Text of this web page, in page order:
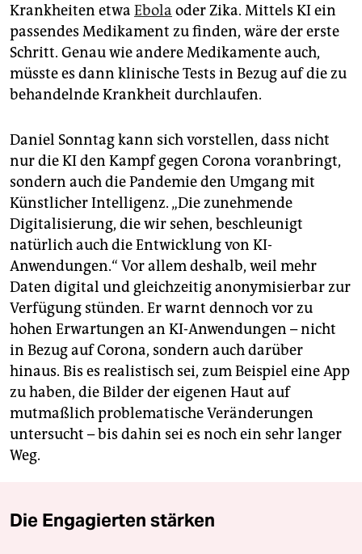
Krankheiten etwa Ebola oder Zika. Mittels KI ein
passendes Medikament zu finden, wäre der erste
Schritt. Genau wie andere Medikamente auch,
müsste es dann klinische Tests in Bezug auf die zu
behandelnde Krankheit durchlaufen.
Daniel Sonntag kann sich vorstellen, dass nicht
nur die KI den Kampf gegen Corona voranbringt,
sondern auch die Pandemie den Umgang mit
Künstlicher Intelligenz. „Die zunehmende
Digitalisierung, die wir sehen, beschleunigt
natürlich auch die Entwicklung von KI-
Anwendungen.“ Vor allem deshalb, weil mehr
Daten digital und gleichzeitig anonymisierbar zur
Verfügung stünden. Er warnt dennoch vor zu
hohen Erwartungen an KI-Anwendungen – nicht
in Bezug auf Corona, sondern auch darüber
hinaus. Bis es realistisch sei, zum Beispiel eine App
zu haben, die Bilder der eigenen Haut auf
mutmaßlich problematische Veränderungen
untersucht – bis dahin sei es noch ein sehr langer
Weg.
Die Engagierten stärken